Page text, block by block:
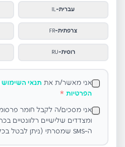
עברית-
IL
צרפתית-
FR
רוסית-
RU
אני מאשר/ת את תנאי השימוש
הפרטיות *
ומצדדים שלישיים רלוונטיים
ה-SMS שמסרתי (ניתן לבטל בכל עת).